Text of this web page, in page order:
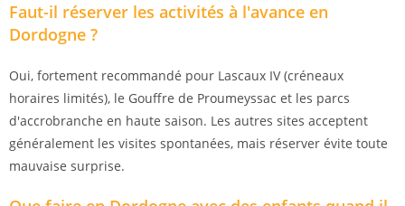
Faut-il réserver les activités à l'avance en
Dordogne ?
Oui, fortement recommandé pour Lascaux IV (créneaux
horaires limités), le Gouffre de Proumeyssac et les parcs
d'accrobranche en haute saison. Les autres sites acceptent
généralement les visites spontanées, mais réserver évite toute
mauvaise surprise.